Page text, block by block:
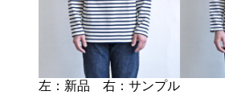
左：新品 右：サンプル